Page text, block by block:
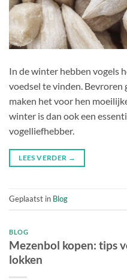
In de winter hebben vogels
voedsel te vinden. Bevroren
maken het voor hen
winter is dan ook een
vogelliefhebber.
LEES VERDER →
Geplaatst in Blog
BLOG
Mezenbol kopen: tips
lokken